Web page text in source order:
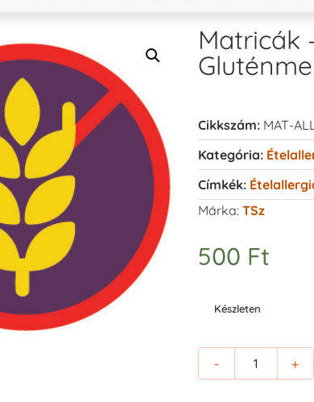
Matricák
Cikkszám: MAT-
Kategória:
Címkék:
Márka: TSz
500 Ft
Készleten
- +